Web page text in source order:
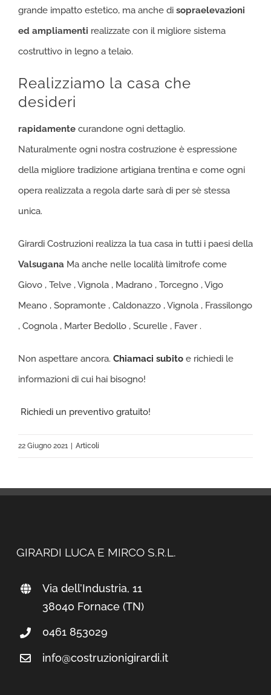
grande impatto estetico, ma anche di sopraelevazioni
ed ampliamenti realizzate con il migliore sistema
costruttivo in legno a telaio.
Realizziamo la casa che
desideri
rapidamente curandone ogni dettaglio.
Naturalmente ogni nostra costruzione è espressione
della migliore tradizione artigiana trentina e come ogni
opera realizzata a regola darte sarà di per sè stessa
unica.
Girardi Costruzioni realizza la tua casa in tutti i paesi della
Valsugana Ma anche nelle località limitrofe come
Giovo , Telve , Vignola , Madrano , Torcegno , Vigo
Meano , Sopramonte , Caldonazzo , Vignola , Frassilongo
, Cognola , Marter Bedollo , Scurelle , Faver .
Non aspettare ancora. Chiamaci subito e richiedi le
informazioni di cui hai bisogno!
Richiedi un preventivo gratuito!
22 Giugno 2021 | Articoli
GIRARDI LUCA E MIRCO S.R.L.
Via dell’Industria, 11
38040 Fornace (TN)
0461 853029
info@costruzionigirardi.it